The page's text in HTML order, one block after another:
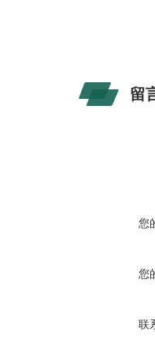
留
您
您
联